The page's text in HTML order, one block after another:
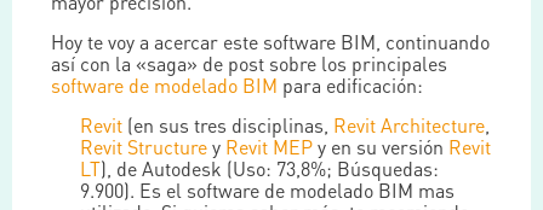
Hoy te voy a acercar este software BIM, continuando
así con la «saga» de post sobre los principales
software de modelado BIM para edificación:
Revit (en sus tres disciplinas, Revit Architecture
Revit Structurey Revit MEPy en su versión Revit
LT), de Autodesk (Uso: 73,8%; Búsquedas:
9.900). Es el software de modelado BIM mas